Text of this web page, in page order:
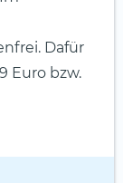
Dafür
Euro bzw.